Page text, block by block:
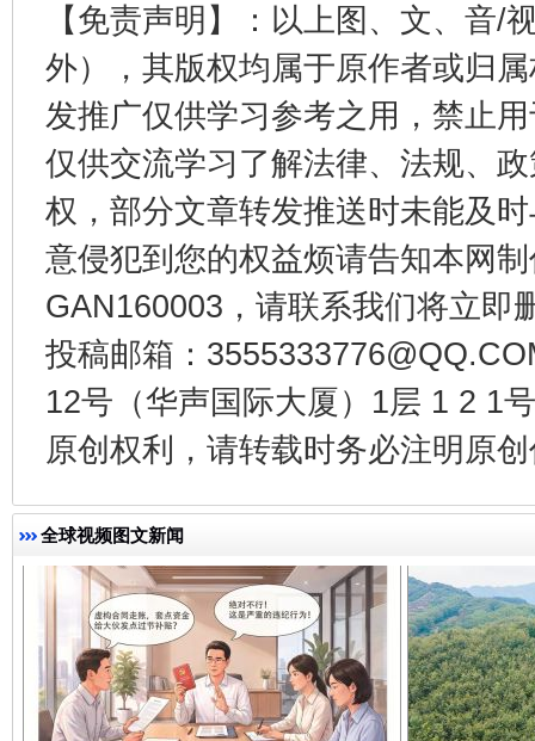
【免责声明】：以上图、文、音/
外），其版权均属于原作者或归
发推广仅供学习参考之用，禁止
仅供交流学习了解法律、法规、
权，部分文章转发推送时未能及
意侵犯到您的权益烦请告知本网
GAN160003，请联系我们将立即
投稿邮箱：
12号（华声国际大厦）1层 1 2 1
原创权利，请转载时务必注明原
全球视频图文新闻
东山县通报“牛蛙产品抗生素超标问题” 法
千年窑火 生生不息 一
揭开“小金库”的免责幌子